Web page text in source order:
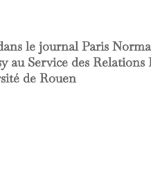
le journal Paris
au Service des
de Rouen